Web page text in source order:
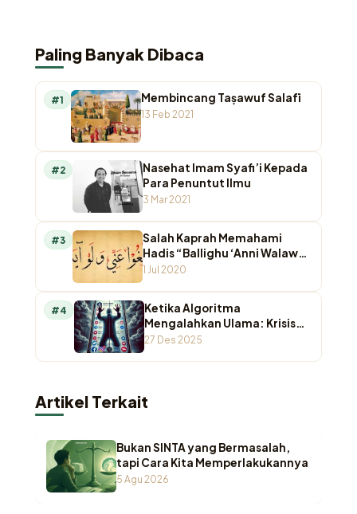
Paling Banyak Dibaca
#1 Membincang Taṣawuf Salafī
13 Feb 2021
#2
Nasehat Imam Syafi’i Kepada
Para Penuntut Ilmu
3 Mar 2021
#3
Salah Kaprah Memahami
Hadis “Ballighu ‘Anni Walaw
Ayah”
1 Jul 2020
#4
Ketika Algoritma
Mengalahkan Ulama: Krisis
Otoritas Keagamaan di
27 Des 2025
Artikel Terkait
Bukan SINTA yang Bermasalah,
tapi Cara Kita Memperlakukannya
5 Agu 2026